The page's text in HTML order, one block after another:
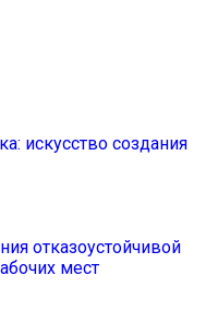
искусство создания
отказоустойчивой
мест